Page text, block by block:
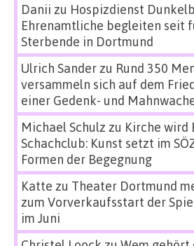
Danii zu Hospizdienst
Ehrenamtliche begleiten seit
Sterbende in Dortmund
Ulrich Sanderzu Rund 350
versammeln sich auf dem
einer Gedenk- und
Michael Schulz zu Kirche wird
Schachclub: Kunst setzt im
Formen der Begegnung
Katte zu Theater Dortmund
zum Vorverkaufsstart der
im Juni